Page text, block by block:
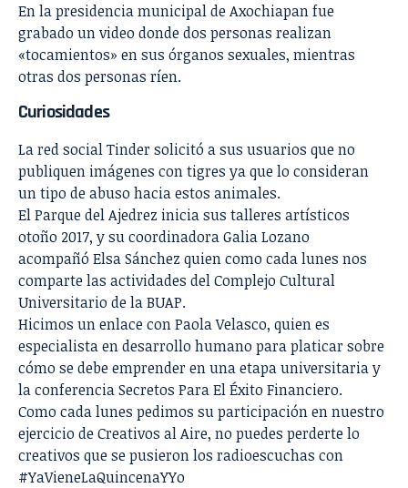
En la presidencia municipal deAxochiapan fue
grabado un video donde dos personas realizan
«tocamientos» en sus órganos sexuales, mientras
otras dos personas ríen.
Curiosidades
La red socialTinder solicitó a sus usuarios que no
publiquen imágenes con tigres ya que lo consideran
un tipo de abuso hacia estos animales.
El Parque del Ajedrez inicia sus talleres artísticos
otoño 2017, y su coordinadora Galia Lozano
acompañó ElsaSánchez quien como cada lunes nos
comparte las actividades delComplejo Cultural
Universitario de laBUAP.
Hicimos un enlace conPaola Velasco, quien es
especialista en desarrollo humano para platicar sobre
cómo se debe emprender en una etapa universitaria y
la conferencia Secretos Para El Éxito Financiero.
Como cada lunes pedimos su participación en nuestro
ejercicio de Creativos al Aire, no puedes perderte lo
creativos que se pusieron los radioescuchas con
#YaVieneLaQuincenaYYo